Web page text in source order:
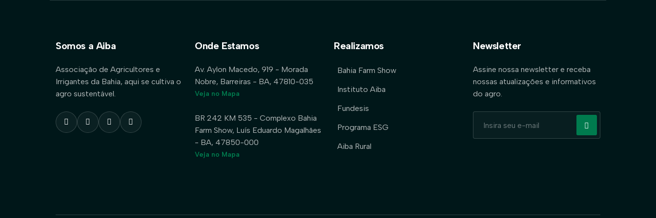
Somos a Aiba
Associação de Agricultores e
Irrigantes da Bahia, aqui se cultiva o
agro sustentável.
Onde Estamos
Av. Aylon Macedo, 919 - Morada
Nobre, Barreiras - BA, 47810-035
Veja no Mapa
BR 242 KM 535 - Complexo Bahia
Farm Show, Luís Eduardo Magalhães
- BA, 47850-000
Veja no Mapa
Realizamos
Bahia Farm Show
Instituto Aiba
Fundesis
Programa ESG
Aiba Rural
Newsletter
Assine nossa newsletter e receba
nossas atualizações e informativos
do agro.